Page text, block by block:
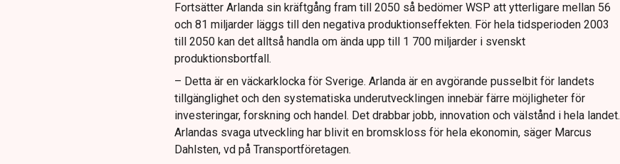
Fortsätter Arlanda sin kräftgång fram till 2050 så bedömer WSP att ytterligare mellan 56
och 81 miljarder läggs till den negativa produktionseffekten. För hela tidsperioden 2003
till 2050 kan det alltså handla om ända upp till 1 700 miljarder i svenskt
produktionsbortfall.
– Detta är en väckarklocka för Sverige. Arlanda är en avgörande pusselbit för landets
tillgänglighet och den systematiska underutvecklingen innebär färre möjligheter för
investeringar, forskning och handel. Det drabbar jobb, innovation och välstånd i hela landet.
Arlandas svaga utveckling har blivit en bromskloss för hela ekonomin, säger Marcus
Dahlsten, vd på Transportföretagen.